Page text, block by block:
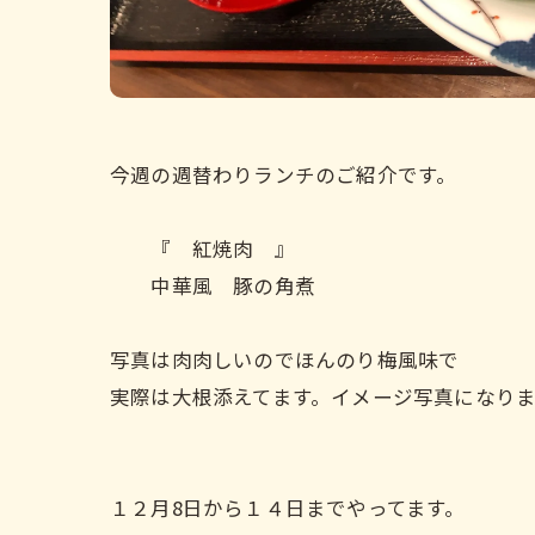
今週の週替わりランチのご紹介です。
『 紅焼肉 』
中華風 豚の角煮
写真は肉肉しいのでほんのり梅風味で
実際は大根添えてます。イメージ写真になり
１２月8日から１４日までやってます。